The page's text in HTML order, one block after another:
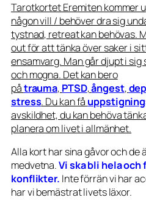
Tarotkortet Eremiten kommer
någon vill / behöver dra sig
tystnad, retreat kan behövas.
out för att tänka över saker i
ensamvarg. Man går djupt i
och mogna. Det kan bero
påtrauma, PTSD,ångest,
stress. Du kan få
avskildhet, du kan behöva
planera om livet i allmänhet.
Alla kort har sina gåvor och de
medvetna.Vi ska bli hela och
konflikter. Inte förrän vi har
har vi bemästrat livets läxor.